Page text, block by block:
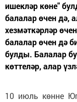
ишекләр көне"
балалар өчен дә,
хезмәткәрләр
балалар өчен дә
булды. Балалар
көттеләр, алар
10 июль көнне